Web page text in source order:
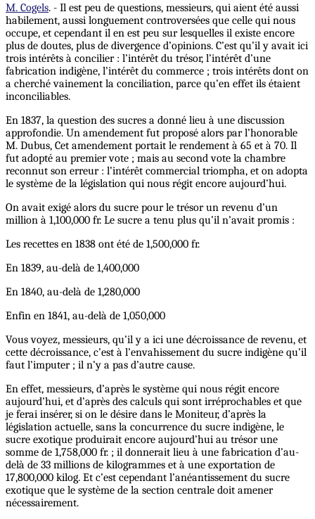
M. Cogels. - Il est peu de questions, messieurs, qui aient été aussi
habilement, aussi longuement controversées que celle qui nous
occupe, et cependant il en est peu sur lesquelles il existe encore
plus de doutes, plus de divergence d’opinions. C’est qu’il y avait ici
trois intérêts à concilier : l’intérêt du trésor, l’intérêt d’une
fabrication indigène, l’intérêt du commerce ; trois intérêts dont on
a cherché vainement la conciliation, parce qu’en effet ils étaient
inconciliables.
En 1837, la question des sucres a donné lieu à une discussion
approfondie. Un amendement fut proposé alors par l’honorable
M. Dubus, Cet amendement portait le rendement à 65 et à 70. Il
fut adopté au premier vote ; mais au second vote la chambre
reconnut son erreur : l’intérêt commercial triompha, et on adopta
le système de la législation qui nous régit encore aujourd’hui.
On avait exigé alors du sucre pour le trésor un revenu d’un
million à 1,100,000 fr. Le sucre a tenu plus qu’il n’avait promis :
Les recettes en 1838 ont été de 1,500,000 fr.
En 1839, au-delà de 1,400,000
En 1840, au-delà de 1,280,000
Enfin en 1841, au-delà de 1,050,000
Vous voyez, messieurs, qu’il y a ici une décroissance de revenu, et
cette décroissance, c’est à l’envahissement du sucre indigène qu’il
faut l’imputer ; il n’y a pas d’autre cause.
En effet, messieurs, d’après le système qui nous régit encore
aujourd’hui, et d’après des calculs qui sont irréprochables et que
je ferai insérer, si on le désire dans le Moniteur, d’après la
législation actuelle, sans la concurrence du sucre indigène, le
sucre exotique produirait encore aujourd’hui au trésor une
somme de 1,758,000 fr. ; il donnerait lieu à une fabrication d’au-
delà de 33 millions de kilogrammes et à une exportation de
17,800,000 kilog. Et c’est cependant l’anéantissement du sucre
exotique que le système de la section centrale doit amener
nécessairement.